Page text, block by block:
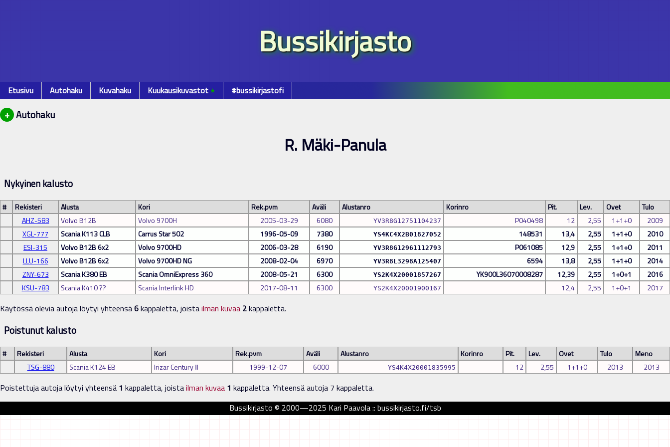
Bussikirjasto
Etusivu Autohaku Kuvahaku Kuukausikuvastot٭ #bussikirjastofi
+ Autohaku
R. Mäki-Panula
Nykyinen kalusto
# Rekisteri Alusta Kori Rek.pvm Aväli Alustanro Korinro Pit. Lev. Ovet
Tulo
AHZ-583
Volvo B12B Volvo 9700H 2005-03-29 6080 YV3R8G12751104237 P040498 12 2,55 1+1+0
2009
XGL-777
Scania K113 CLB Carrus Star 502 1996-05-09 7380 YS4KC4X2B01827052 148531 13,4 2,55 1+1+0
2010
ESI-315
Volvo B12B 6x2 Volvo 9700HD 2006-03-28 6190 YV3R8G12961112793 P061085 12,9 2,55 1+1+0
2011
LLU-166
Volvo B12B 6x2 Volvo 9700HD NG 2008-02-04 6970 YV3R8L3298A125407 6594 13,8 2,55 1+1+0
2014
ZNY-673
Scania K380 EB Scania OmniExpress 360 2008-05-21 6300 YS2K4X20001857267 YK900L36070008287 12,39 2,55 1+0+1
2016
KSU-783
Scania K410 ?? Scania Interlink HD 2017-08-11 6300 YS2K4X20001900167 12,4 2,55 1+0+1 2017
Käytössä olevia autoja löytyi yhteensä6kappaletta, joistailman kuvaa 2kappaletta.
Poistunut kalusto
# Rekisteri Alusta Kori Rek.pvm Aväli Alustanro Korinro Pit. Lev. Ovet Tulo
Meno
TSG-880
Scania K124 EB Irizar Century Ⅱ 1999-12-07 6000 YS4K4X20001835995 12 2,55 1+1+0 2013 2013
Poistettuja autoja löytyi yhteensä 1 kappaletta, joistailman kuvaa 1 kappaletta. Yhteensä autoja 7 kappaletta.
Bussikirjasto © 2000—2025 Kari Paavola :: bussikirjasto.fi/tsb